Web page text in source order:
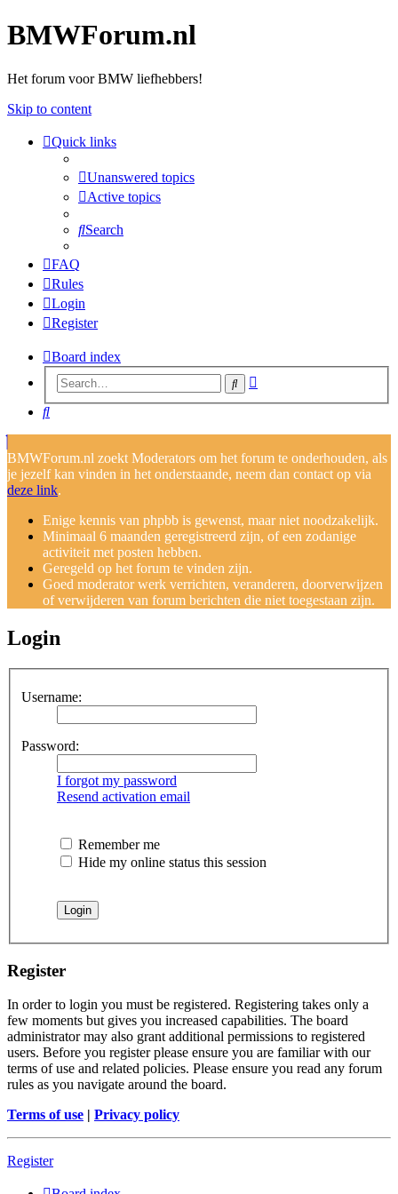
BMWForum.nl
Het forum voor BMW liefhebbers!
Skip to content
Quick links
Unanswered topics
Active topics
Search
FAQ
Rules
Login
Register
Board index
Search
Search
BMWForum.nl zoekt Moderators om het forum te onderhouden, als
je jezelf kan vinden in het onderstaande, neem dan contact op via
deze link.
Enige kennis van phpbb is gewenst, maar niet noodzakelijk.
Minimaal 6 maanden geregistreerd zijn, of een zodanige
activiteit met posten hebben.
Geregeld op het forum te vinden zijn.
Goed moderator werk verrichten, veranderen, doorverwijzen
of verwijderen van forum berichten die niet toegestaan zijn.
Login
Username:
Password:
I forgot my password
Resend activation email
Remember me
Hide my online status this session
Register
In order to login you must be registered. Registering takes only a
few moments but gives you increased capabilities. The board
administrator may also grant additional permissions to registered
users. Before you register please ensure you are familiar with our
terms of use and related policies. Please ensure you read any forum
rules as you navigate around the board.
Terms of use | Privacy policy
Register